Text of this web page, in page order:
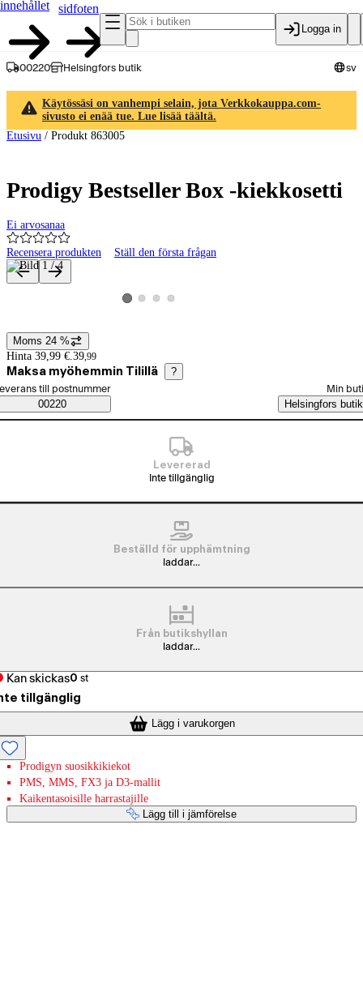
innehållet
sidfoten
Logga in
00220 Helsingfors butik sv
Käytössäsi on vanhempi selain, jota Verkkokauppa.com-
sivusto ei enää tue. Lue lisää täältä.
Etusivu / Produkt 863005
Prodigy Bestseller Box -kiekkosetti
Ei arvosanaa
Recensera produkten Ställ den första frågan
Produktbilder och videor
Visa produktbild 1
Visa produktbild 2
Visa produktbild 3
Visa produktbild 4
Prisinformation
Moms 24 %
Hinta 39,99 €. 39,99
Maksa myöhemmin Tilillä ?
Saatavuustiedot
beställningssätt
till postnummer
00220
Min
Helsingfors butik
Levererad
Inte tillgänglig
Beställd för upphämtning
laddar...
Från butikshyllan
laddar...
Kan skickas0 st
tillgänglig
Lägg i varukorgen
Prodigyn suosikkikiekot
PMS, MMS, FX3 ja D3-mallit
Kaikentasoisille harrastajille
Lägg till i jämförelse